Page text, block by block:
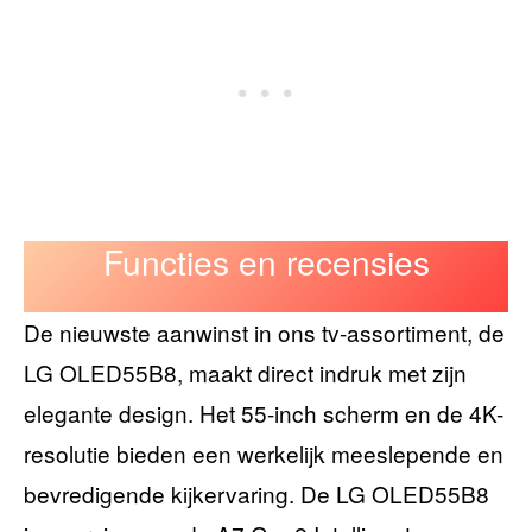
Functies en recensies
De nieuwste aanwinst in ons tv-assortiment, de
LG OLED55B8, maakt direct indruk met zijn
elegante design. Het 55-inch scherm en de 4K-
resolutie bieden een werkelijk meeslepende en
bevredigende kijkervaring. De LG OLED55B8